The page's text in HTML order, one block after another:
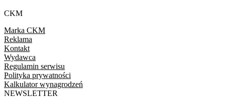
CKM
Marka CKM
Reklama
Kontakt
Wydawca
Regulamin serwisu
Polityka prywatności
Kalkulator wynagrodzeń
NEWSLETTER